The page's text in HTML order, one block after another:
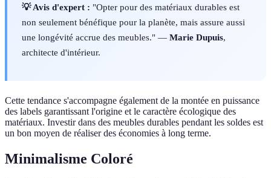
💡 Avis d'expert : "Opter pour des matériaux durables est
non seulement bénéfique pour la planète, mais assure aussi
une longévité accrue des meubles." — Marie Dupuis,
architecte d'intérieur.
Cette tendance s'accompagne également de la montée en puissance
des labels garantissant l'origine et le caractère écologique des
matériaux. Investir dans des meubles durables pendant les soldes est
un bon moyen de réaliser des économies à long terme.
Minimalisme Coloré